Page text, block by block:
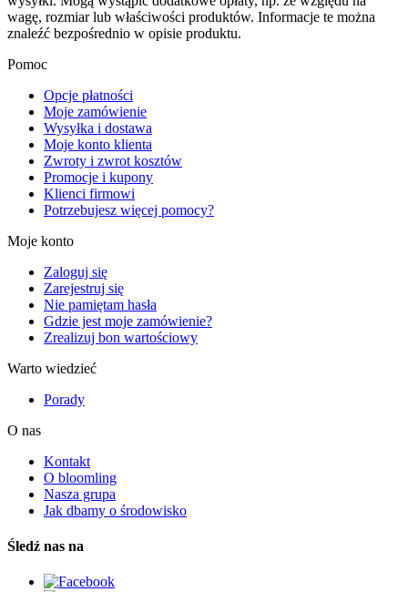
wagę, rozmiar lub właściwości produktów. Informacje te można
znaleźć bezpośrednio w opisie produktu.
Pomoc
Opcje płatności
Moje zamówienie
Wysyłka i dostawa
Moje konto klienta
Zwroty i zwrot kosztów
Promocje i kupony
Klienci firmowi
Potrzebujesz więcej pomocy?
Moje konto
Zaloguj się
Zarejestruj się
Nie pamiętam hasła
Gdzie jest moje zamówienie?
Zrealizuj bon wartościowy
Warto wiedzieć
Porady
O nas
Kontakt
O bloomling
Nasza grupa
Jak dbamy o środowisko
Śledź nas na